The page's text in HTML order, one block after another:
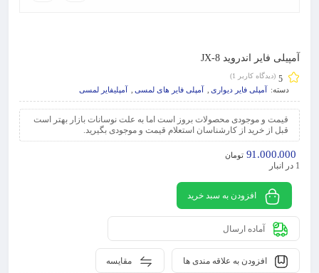
آمپیلی فایر اندروید JX-8
5 (دیدگاه کاربر 1
)
دسته: آمپلی فایر دیواری آمپلی فایر های لمسی آمپلیفایر لمسی
قیمت و موجودی محصولات بروز است اما به علت نوسانات بازار بهتر است
قبل از خرید از کارشناسان استعلام قیمت و موجودی بگیرید.
91.000.000 تومان
1 در انبار
افزودن به سبد خرید
آماده ارسال
مقایسه افزودن به علاقه مندی ها